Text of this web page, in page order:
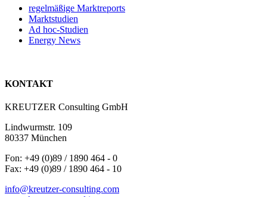
regelmäßige Marktreports
Marktstudien
Ad hoc-Studien
Energy News
KONTAKT
KREUTZER Consulting GmbH
Lindwurmstr. 109
80337 München
Fon: +49 (0)89 / 1890 464 - 0
Fax: +49 (0)89 / 1890 464 - 10
info@kreutzer-consulting.com